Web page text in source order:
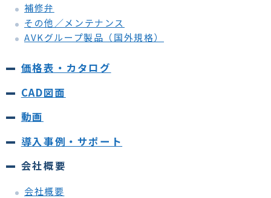
補修弁
その他／メンテナンス
AVKグループ製品（国外規格）
価格表・カタログ
CAD図面
動画
導入事例・サポート
会社概要
会社概要